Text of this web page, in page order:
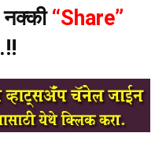
नक्की“Share”